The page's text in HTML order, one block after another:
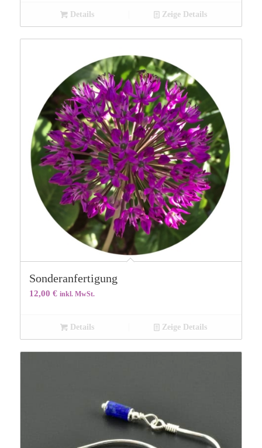
Details Zeige Details
Sonderanfertigung
12,00 € inkl. MwSt.
Details Zeige Details